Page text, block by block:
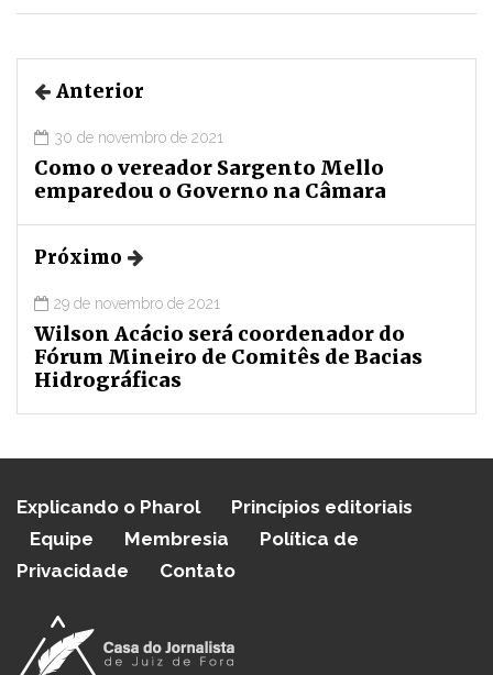
Anterior
30 de novembro de 2021
Como o vereador Sargento Mello
emparedou o Governo na Câmara
Próximo
29 de novembro de 2021
Wilson Acácio será coordenador do
Fórum Mineiro de Comitês de Bacias
Hidrográficas
Explicando o Pharol
Princípios editoriais
Equipe
Membresia
Política de
Privacidade
Contato